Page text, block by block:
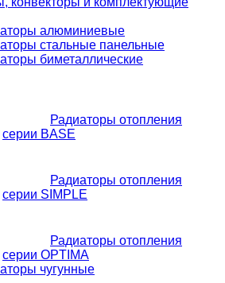
алюминиевые
стальные панельные
биметаллические
Радиаторы отопления
серии BASE
Радиаторы отопления
серии SIMPLE
Радиаторы отопления
серии OPTIMA
чугунные